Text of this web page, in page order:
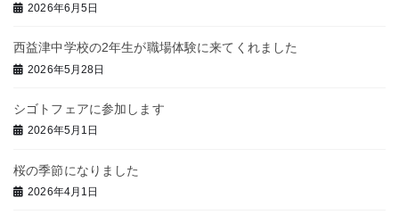
2026年6月5日
西益津中学校の2年生が職場体験に来てくれました
2026年5月28日
シゴトフェアに参加します
2026年5月1日
桜の季節になりました
2026年4月1日